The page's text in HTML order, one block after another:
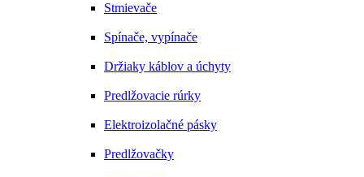
Stmievače
Spínače, vypínače
Držiaky káblov a úchyty
Predlžovacie rúrky
Elektroizolačné pásky
Predlžovačky